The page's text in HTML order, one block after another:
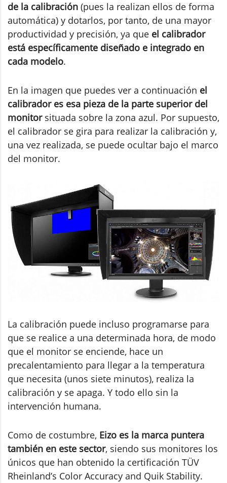
de la calibración (pues la realizan ellos de forma
automática) y dotarlos, por tanto, de una mayor
productividad y precisión, ya que el calibrador
está específicamente diseñado e integrado en
cada modelo.
En la imagen que puedes ver a continuación el
calibrador es esa pieza de la parte superior del
monitorsituada sobre la zona azul. Por supuesto,
el calibrador se gira para realizar la calibración y,
una vez realizada, se puede ocultar bajo el marco
del monitor.
La calibración puede incluso programarse para
que se realice a una determinada hora, de modo
que el monitor se enciende, hace un
precalentamiento para llegar a la temperatura
que necesita (unos siete minutos), realiza la
calibración y se apaga. Y todo ello sin la
intervención humana.
Como de costumbre, Eizo es la marca puntera
también en este sector, siendo sus monitores los
únicos que han obtenido la certificación TÜV
Rheinland’s Color Accuracy and Quik Stability.